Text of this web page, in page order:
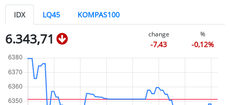
IDX LQ45 KOMPAS100
6.343,71 change
-7,43
%
-0,12%